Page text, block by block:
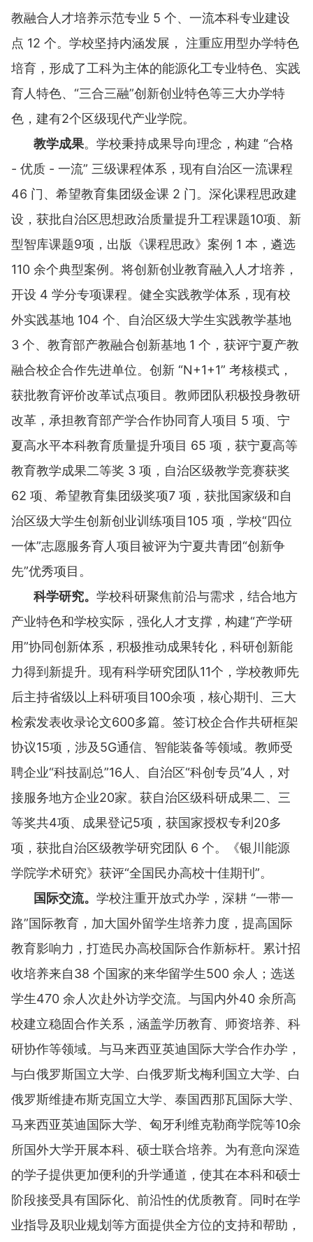
教融合人才培养示范专业 5 个、一流本科专业建设
点 12 个。学校坚持内涵发展， 注重应用型办学特色
培育，形成了工科为主体的能源化工专业特色、实践
育人特色、“三合三融”创新创业特色等三大办学特
色，建有2个区级现代产业学院。
教学成果。学校秉持成果导向理念，构建 “合格
- 优质 - 一流” 三级课程体系，现有自治区一流课程
46 门、希望教育集团级金课 2 门。深化课程思政建
设，获批自治区思想政治质量提升工程课题10项、新
型智库课题9项，出版《课程思政》案例 1 本，遴选
110 余个典型案例。将创新创业教育融入人才培养，
开设 4 学分专项课程。健全实践教学体系，现有校
外实践基地 104 个、自治区级大学生实践教学基地
3 个、教育部产教融合创新基地 1 个，获评宁夏产教
融合校企合作先进单位。创新 “N+1+1” 考核模式，
获批教育评价改革试点项目。教师团队积极投身教研
改革，承担教育部产学合作协同育人项目 5 项、宁
夏高水平本科教育质量提升项目 65 项，获宁夏高等
教育教学成果二等奖 3 项，自治区级教学竞赛获奖
62 项、希望教育集团级奖项7 项，获批国家级和自
治区级大学生创新创业训练项目105 项，学校“四位
一体”志愿服务育人项目被评为宁夏共青团“创新争
先”优秀项目。
科学研究。 学校科研聚焦前沿与需求，结合地方
产业特色和学校实际，强化人才支撑，构建“产学研
用”协同创新体系，积极推动成果转化，科研创新能
力得到新提升。现有科学研究团队11个，学校教师先
后主持省级以上科研项目100余项，核心期刊、三大
检索发表收录论文600多篇。签订校企合作共研框架
协议15项，涉及5G通信、智能装备等领域。教师受
聘企业“科技副总”16人、自治区“科创专员”4人，对
接服务地方企业20家。获自治区级科研成果二、三
等奖共4项、成果登记5项，获国家授权专利20多
项，获批自治区级教学研究团队 6 个。《银川能源
学院学术研究》获评“全国民办高校十佳期刊”。
国际交流。 学校注重开放式办学，深耕 “一带一
路”国际教育，加大国外留学生培养力度，提高国际
教育影响力，打造民办高校国际合作新标杆。累计招
收培养来自38 个国家的来华留学生500 余人；选送
学生470 余人次赴外访学交流。与国内外40 余所高
校建立稳固合作关系，涵盖学历教育、师资培养、科
研协作等领域。与马来西亚英迪国际大学合作办学，
与白俄罗斯国立大学、白俄罗斯戈梅利国立大学、白
俄罗斯维捷布斯克国立大学、泰国西那瓦国际大学、
马来西亚英迪国际大学、匈牙利维克勒商学院等10余
所国外大学开展本科、硕士联合培养。为有意向深造
的学子提供更加便利的升学通道，使其在本科和硕士
阶段接受具有国际化、前沿性的优质教育。同时在学
业指导及职业规划等方面提供全方位的支持和帮助，